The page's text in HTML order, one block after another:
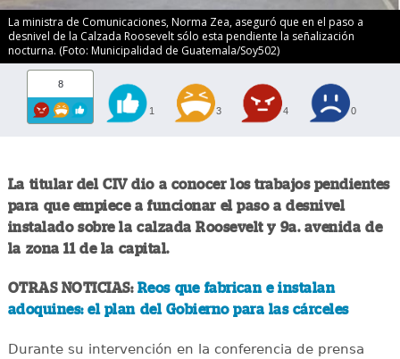
La ministra de Comunicaciones, Norma Zea, aseguró que en el paso a
desnivel de la Calzada Roosevelt sólo esta pendiente la señalización
nocturna. (Foto: Municipalidad de Guatemala/Soy502)
8
1 3 4 0
La titular del CIV dio a conocer los trabajos pendientes
para que empiece a funcionar el paso a desnivel
instalado sobre la calzada Roosevelt y 9a. avenida de
la zona 11 de la capital.
OTRAS NOTICIAS: Reos que fabrican e instalan
adoquines: el plan del Gobierno para las cárceles
Durante su intervención en la conferencia de prensa